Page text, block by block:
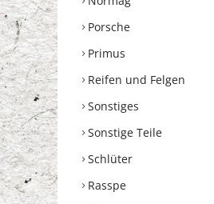
Porsche
Primus
Reifen und Felgen
Sonstiges
Sonstige Teile
Schlüter
Rasspe